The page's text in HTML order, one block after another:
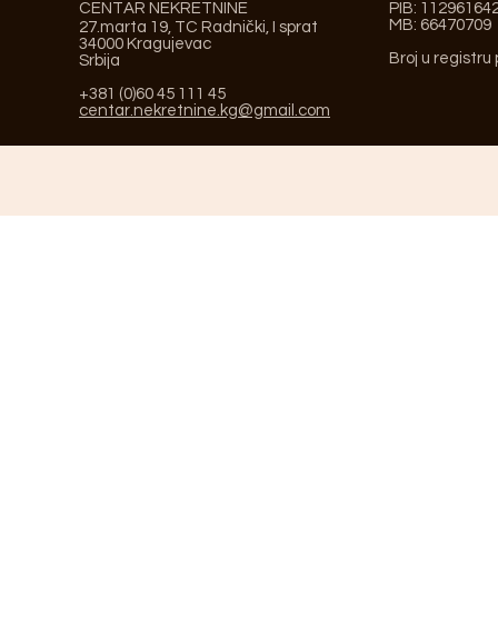
CENTAR NEKRETNINE
27.marta 19, TC Radnički, I sprat
34000 Kragujevac
Srbija
+381 (0)60 45 111 45
centar.nekretnine.kg@gmail.com
PIB:
MB: 66470709
Broj u registru